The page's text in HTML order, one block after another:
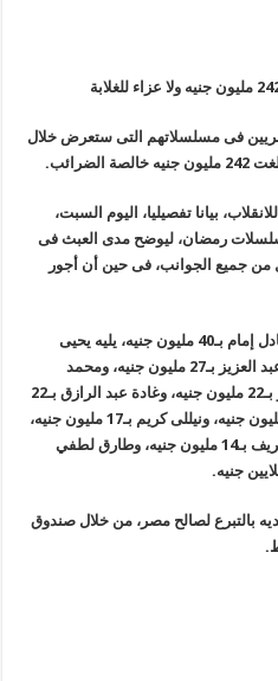
فى مسلسلاتهم التى ستعرض خلال
.
بيانا تفصيليا، اليوم السبت،
رمضان، ليوضح مدى العبث فى
من جميع الجوانب، فى حين أن أجور
ومن بين نماذج الأجور، جاء الممثل عادل إمام بـ40 مليون جنيه، يليه يحيى
الفخرانى بـ28 مليون جنيه، ومحمود عبد العزيز بـ27 مليون جنيه، ومحمد
رمضان بـ24 مليون جنيه، ومحمد منير بـ22 مليون جنيه، وغادة عبد الرازق بـ22
مليون جنيه، ومصطفى شعبان بـ18 مليون جنيه، ونيللى كريم بـ17 مليون جنيه،
ويسرا بـ15 مليون جنيه، ويوسف الشريف بـ14 مليون جنيه، وطارق لطفي
.
بالتبرع لصالح مصر، من خلال صندوق
.